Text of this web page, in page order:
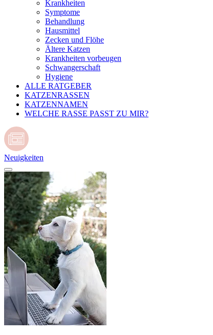
Krankheiten
Symptome
Behandlung
Hausmittel
Zecken und Flöhe
Ältere Katzen
Krankheiten vorbeugen
Schwangerschaft
Hygiene
ALLE RATGEBER
KATZENRASSEN
KATZENNAMEN
WELCHE RASSE PASST ZU MIR?
Neuigkeiten